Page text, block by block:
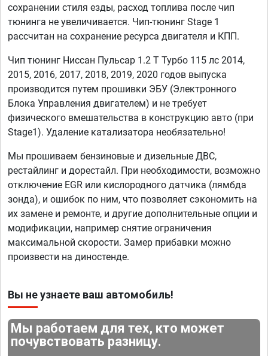
сохранении стиля езды, расход топлива после чип
тюнинга не увеличивается. Чип-тюнинг Stage 1
рассчитан на сохранение ресурса двигателя и КПП.
Чип тюнинг Ниссан Пульсар 1.2 T Турбо 115 лс 2014,
2015, 2016, 2017, 2018, 2019, 2020 годов выпуска
производится путем прошивки ЭБУ (Электронного
Блока Управления двигателем) и не требует
физического вмешательства в конструкцию авто (при
Stage1). Удаление катализатора необязательно!
Мы прошиваем бензиновые и дизельные ДВС,
рестайлинг и дорестайл. При необходимости, возможно
отключение EGR или кислородного датчика (лямбда
зонда), и ошибок по ним, что позволяет сэкономить на
их замене и ремонте, и другие дополнительные опции и
модификации, например снятие ограничения
максимальной скорости. Замер прибавки можно
произвести на диностенде.
Вы не узнаете ваш автомобиль!
Мы работаем для тех, кто может
почувствовать разницу.